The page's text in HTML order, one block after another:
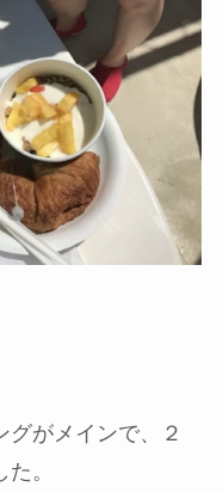
グがメインで、２
。